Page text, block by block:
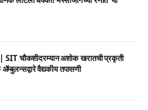
चौकशीदरम्यान अशोक खरातची प्रकृती
वैद्यकीय तपासणी